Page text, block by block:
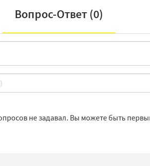
Вопрос-Ответ (0)
не задавал. Вы можете быть